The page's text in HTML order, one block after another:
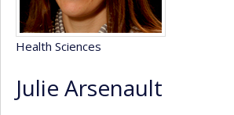
Health Sciences
Julie Arsenault